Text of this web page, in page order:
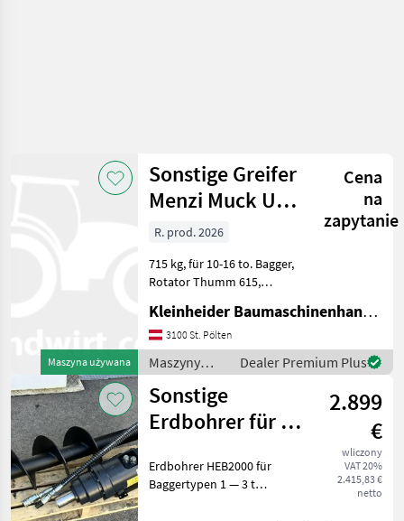
Maszyna używana
Sonstige Greifer
Menzi Muck UG
15
Cena
na
zapytanie
R. prod. 2026
715 kg, für 10-16 to. Bagger,
Rotator Thumm 615,
budowlane Koparka -
osprzęt
Kleinheider Baumaschinenhandel GmbH.
3100 St. Pölten
Maszyny
budowlane /
Sonstige
Dealer Premium Plus
Sonstige
Erdbohrer für 1-
2.899
€
wliczony
VAT 20%
2.415,83 €
netto
Erdbohrer HEB2000 für
Baggertypen 1 — 3 t